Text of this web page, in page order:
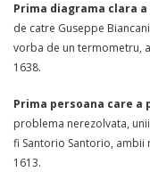
Prima diagrama clara
de catre Guseppe
vorba de un termometru,
1638.
Prima persoana care a
problema nerezolvata,
fi Santorio Santorio, ambii
1613.